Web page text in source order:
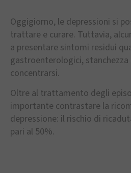
Oggigiorno, le depressioni si
trattare e curare. Tuttavia,
a presentare sintomi residui
gastroenterologici,
concentrarsi.
Oltre al trattamento degli
importante contrastare la
depressione: il rischio di
pari al 50%.